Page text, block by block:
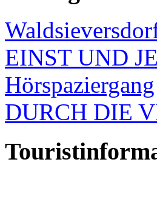
EINST UND
Hörspaziergang
DURCH DIE